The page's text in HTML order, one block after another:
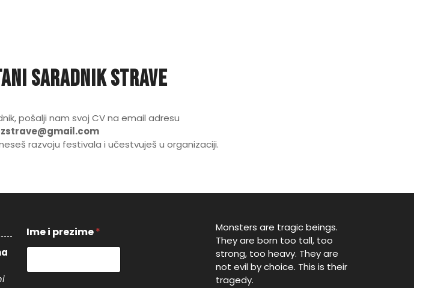
saradnik strave
pošalji nam svoj CV na email adresu
razvoju festivala i učestvuješ u organizaciji.
Ime i prezime*
Monsters are tragic beings.
They are born too tall, too
strong, too heavy. They are
not evil by choice. This is their
tragedy.